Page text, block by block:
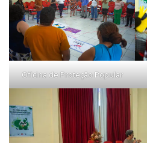
Oficina de Proteção Popular